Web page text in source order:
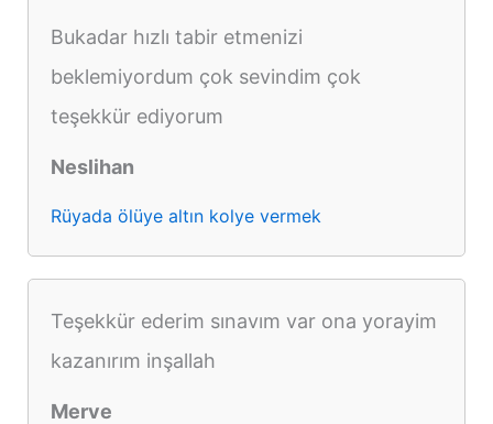
Bukadar hızlı tabir etmenizi
beklemiyordum çok sevindim çok
teşekkür ediyorum
Neslihan
Rüyada ölüye altın kolye vermek
Teşekkür ederim sınavım var ona yorayim
kazanırım inşallah
Merve